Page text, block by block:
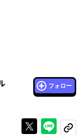
フォロー
Xで投稿する
ライン
コピー